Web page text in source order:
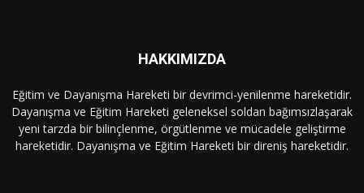
HAKKIMIZDA
Eğitim ve Dayanışma Hareketi bir devrimci-yenilenme hareketidir.
Dayanışma ve Eğitim Hareketi geleneksel soldan bağımsızlaşarak
yeni tarzda bir bilinçlenme, örgütlenme ve mücadele geliştirme
hareketidir. Dayanışma ve Eğitim Hareketi bir direniş hareketidir.